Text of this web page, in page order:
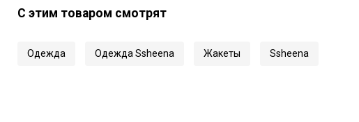
С этим товаром смотрят
Одежда Одежда Ssheena Жакеты Ssheena